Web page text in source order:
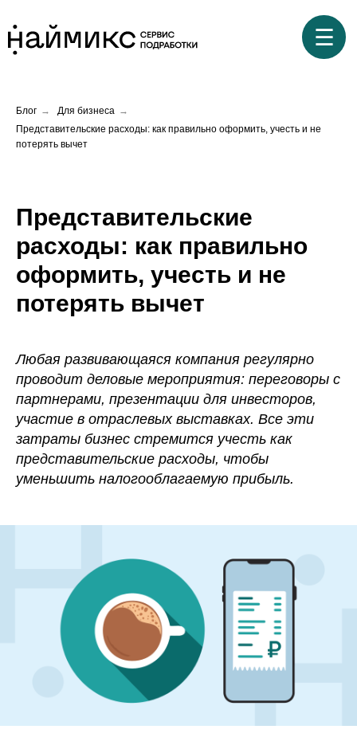
☰
Блог → Для бизнеса →
Представительские расходы: как правильно оформить, учесть и не
потерять вычет
Представительские
расходы: как правильно
оформить, учесть и не
потерять вычет
Любая развивающаяся компания регулярно
проводит деловые мероприятия: переговоры с
партнерами, презентации для инвесторов,
участие в отраслевых выставках. Все эти
затраты бизнес стремится учесть как
представительские расходы, чтобы
уменьшить налогооблагаемую прибыль.